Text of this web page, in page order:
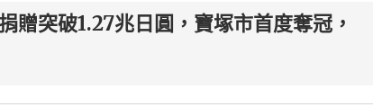
贈突破1.27兆日圓，寶塚市首度奪冠，